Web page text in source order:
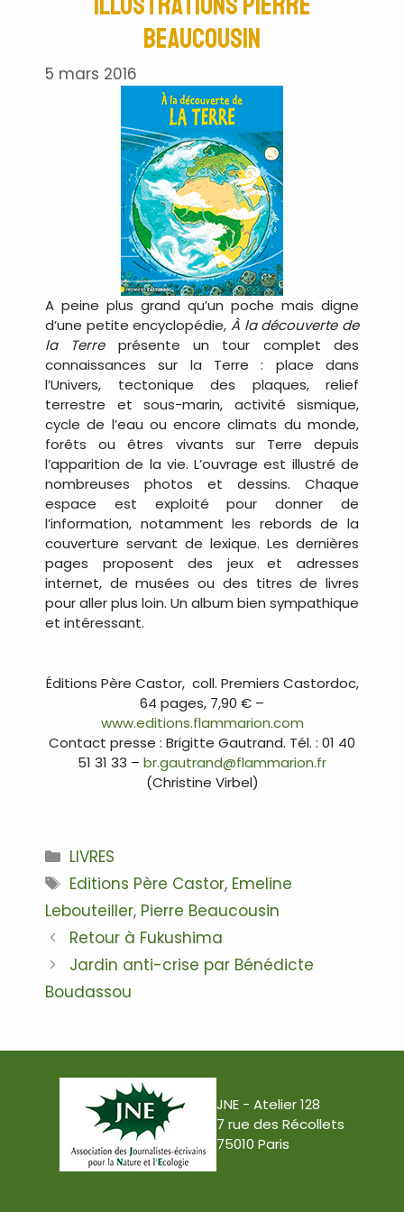
Beaucousin
5 mars 2016
A peine plus grand qu’un poche mais digne
d’une petite encyclopédie, À la découverte de
la Terreprésente un tour complet des
connaissances sur la Terre : place dans
l’Univers, tectonique des plaques, relief
terrestre et sous-marin, activité sismique,
cycle de l’eau ou encore climats du monde,
forêts ou êtres vivants sur Terre depuis
l’apparition de la vie. L’ouvrage est illustré de
nombreuses photos et dessins. Chaque
espace est exploité pour donner de
l’information, notamment les rebords de la
couverture servant de lexique. Les dernières
pages proposent des jeux et adresses
internet, de musées ou des titres de livres
pour aller plus loin. Un album bien sympathique
et intéressant.
Éditions Père Castor, coll. Premiers Castordoc,
64 pages, 7,90 € –
www.editions.flammarion.com
Contact presse : Brigitte Gautrand. Tél. : 01 40
51 31 33 – br.gautrand@flammarion.fr
(Christine Virbel)
Catégories
LIVRES
Étiquettes
Editions Père Castor, Emeline
Lebouteiller, Pierre Beaucousin
Navigation
des
Retour à Fukushima
Jardin anti-crise par Bénédicte
Boudassou
JNE - Atelier 128
7 rue des Récollets
75010 Paris